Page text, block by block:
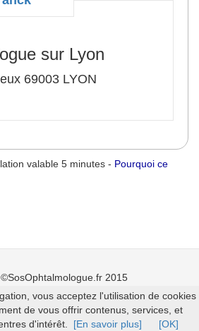
sur Lyon
69003 LYON
valable 5 minutes - Pourquoi ce
2015
- Ajouter un ophtalmologue
vous acceptez l'utilisation de cookies
de vous offrir contenus, services, et
d'intérêt.
[En savoir plus] [OK]